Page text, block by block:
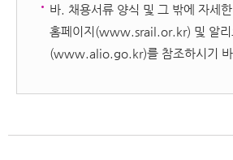
바. 채용서류 양식 및 그 밖에 자세
홈페이지(www.srail.or.kr) 및 알리
(www.alio.go.kr)를 참조하시기 바